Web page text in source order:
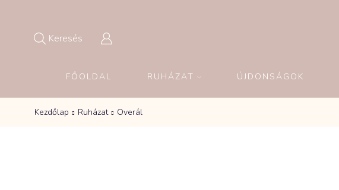
Keresés
FŐOLDAL RUHÁZAT ÚJDONSÁGOK
Kezdőlap Ruházat Overál